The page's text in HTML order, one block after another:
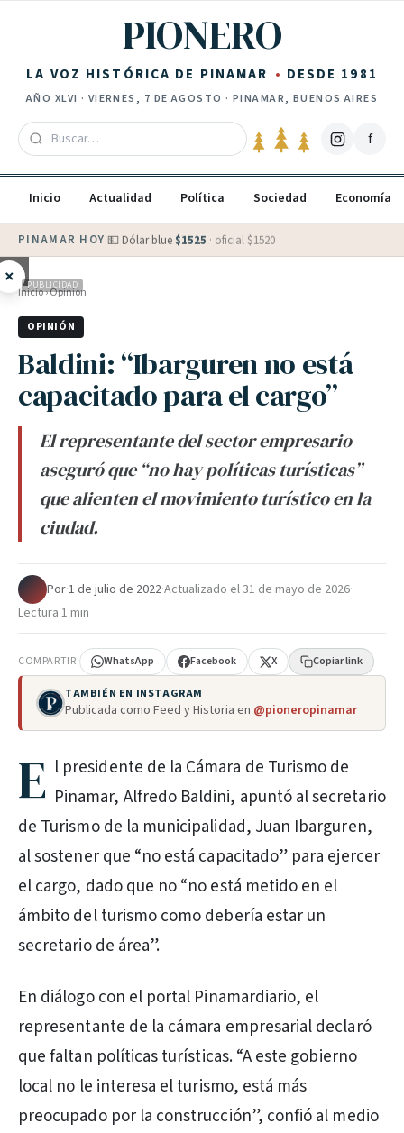
PIONERO
LA VOZ HISTÓRICA DE PINAMAR DESDE 1981
AÑO XLVI · VIERNES, 7 DE AGOSTO · PINAMAR, BUENOS AIRES
f
Inicio Actualidad Política Sociedad Economía
PINAMAR HOY·💵 Dólar blue $1525 · oficial $1520
× PUBLICIDAD
Inicio›Opinión
OPINIÓN
Baldini: “Ibarguren no está
capacitado para el cargo”
El representante del sector empresario
aseguró que “no hay políticas turísticas”
que alienten el movimiento turístico en la
ciudad.
Por·1 de julio de 2022·Actualizado el31 de mayo de 2026·
Lectura 1 min
COMPARTIR WhatsApp Facebook X Copiar link
TAMBIÉN EN INSTAGRAM
Publicada como Feed y Historia en @pioneropinamar
E l presidente de la Cámara de Turismo de
Pinamar, Alfredo Baldini, apuntó al secretario
de Turismo de la municipalidad, Juan Ibarguren,
al sostener que “no está capacitado” para ejercer
el cargo, dado que no “no está metido en el
ámbito del turismo como debería estar un
secretario de área”.
En diálogo con el portal Pinamardiario, el
representante de la cámara empresarial declaró
que faltan políticas turísticas. “A este gobierno
local no le interesa el turismo, está más
preocupado por la construcción”, confió al medio